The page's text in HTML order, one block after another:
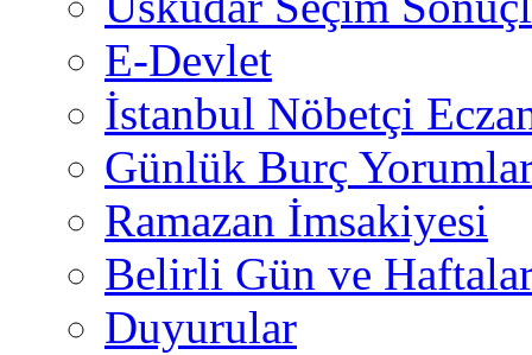
E-Devlet
İstanbul Nöbetçi
Günlük Burç
Ramazan İmsakiyesi
Belirli Gün ve
Duyurular